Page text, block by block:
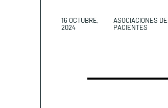
16 OCTUBRE,
2024
ASOCIACIONES DE
PACIENTES